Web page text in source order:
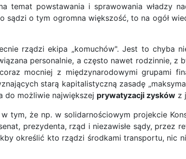
temat powstawania i sprawowania władzy
o tym ogromna większość, to na ogół
rządzi ekipa „komuchów". Jest to chyba
personalnie, a często nawet rodzinnie, z
mocniej z międzynarodowymi grupami
starą kapitalistyczną zasadę
do możliwie największej prywatyzacji zysków z
tym, że np. w solidarnościowym projekcie
prezydenta, rząd i niezawisłe sądy, przez
określić kto rządzi środkami transportu, nic